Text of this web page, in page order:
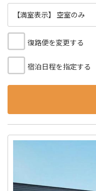
【満室表示】 空室のみ
復路便を変更する
宿泊日程を指定する